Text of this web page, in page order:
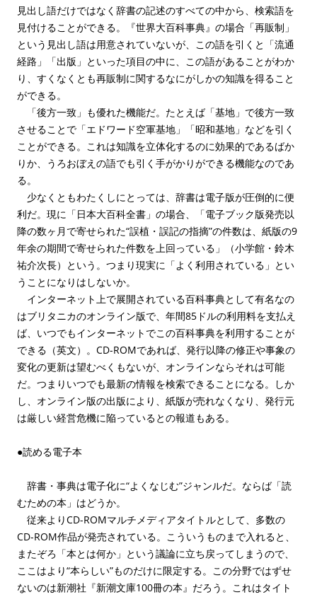
見出し語だけではなく辞書の記述のすべての中から、検索語を
見付けることができる。『世界大百科事典』の場合「再販制」
という見出し語は用意されていないが、この語を引くと「流通
経路」「出版」といった項目の中に、この語があることがわか
り、すくなくとも再販制に関するなにがしかの知識を得ること
ができる。
「後方一致」も優れた機能だ。たとえば「基地」で後方一致
させることで「エドワード空軍基地」「昭和基地」などを引く
ことができる。これは知識を立体化するのに効果的であるばか
りか、うろおぼえの語でも引く手がかりができる機能なのであ
る。
少なくともわたくしにとっては、辞書は電子版が圧倒的に便
利だ。現に「日本大百科全書」の場合、「電子ブック版発売以
降の数ヶ月で寄せられた“誤植・誤記の指摘”の件数は、紙版の9
年余の期間で寄せられた件数を上回っている」（小学館・鈴木
祐介次長）という。つまり現実に「よく利用されている」とい
うことになりはしないか。
インターネット上で展開されている百科事典として有名なの
はブリタニカのオンライン版で、年間85ドルの利用料を支払え
ば、いつでもインターネットでこの百科事典を利用することが
できる（英文）。CD-ROMであれば、発行以降の修正や事象の
変化の更新は望むべくもないが、オンラインならそれは可能
だ。つまりいつでも最新の情報を検索できることになる。しか
し、オンライン版の出版により、紙版が売れなくなり、発行元
は厳しい経営危機に陥っているとの報道もある。
●読める電子本
辞書・事典は電子化に“よくなじむ”ジャンルだ。ならば「読
むための本」はどうか。
従来よりCD-ROMマルチメディアタイトルとして、多数の
CD-ROM作品が発売されている。こういうものまで入れると、
またぞろ「本とは何か」という議論に立ち戻ってしまうので、
ここはより“本らしい”ものだけに限定する。この分野ではずせ
ないのは新潮社『新潮文庫100冊の本』だろう。これはタイト